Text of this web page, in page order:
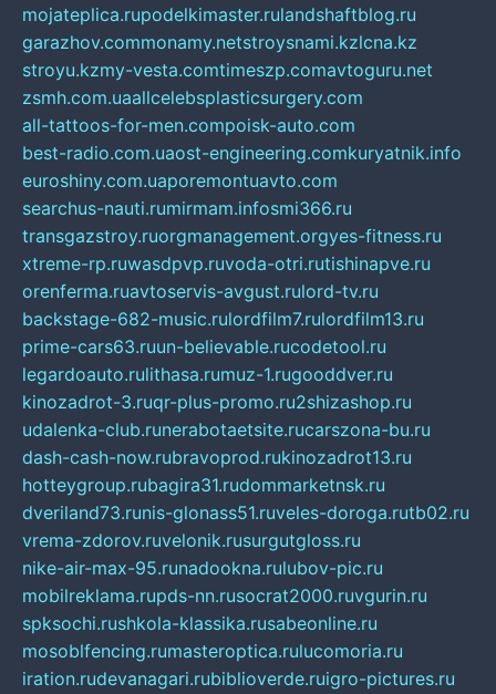
mojateplica.rupodelkimaster.rulandshaftblog.ru
garazhov.commonamy.netstroysnami.kzlcna.kz
stroyu.kzmy-vesta.comtimeszp.comavtoguru.net
zsmh.com.uaallcelebsplasticsurgery.com
all-tattoos-for-men.compoisk-auto.com
best-radio.com.uaost-engineering.comkuryatnik.info
euroshiny.com.uaporemontuavto.com
searchus-nauti.rumirmam.infosmi366.ru
transgazstroy.ruorgmanagement.orgyes-fitness.ru
xtreme-rp.ruwasdpvp.ruvoda-otri.rutishinapve.ru
orenferma.ruavtoservis-avgust.rulord-tv.ru
backstage-682-music.rulordfilm7.rulordfilm13.ru
prime-cars63.ruun-believable.rucodetool.ru
legardoauto.rulithasa.rumuz-1.rugooddver.ru
kinozadrot-3.ruqr-plus-promo.ru2shizashop.ru
udalenka-club.runerabotaetsite.rucarszona-bu.ru
dash-cash-now.rubravoprod.rukinozadrot13.ru
hotteygroup.rubagira31.rudommarketnsk.ru
dveriland73.runis-glonass51.ruveles-doroga.rutb02.ru
vrema-zdorov.ruvelonik.rusurgutgloss.ru
nike-air-max-95.runadookna.rulubov-pic.ru
mobilreklama.rupds-nn.rusocrat2000.ruvgurin.ru
spksochi.rushkola-klassika.rusabeonline.ru
mosoblfencing.rumasteroptica.rulucomoria.ru
iration.rudevanagari.rubiblioverde.ruigro-pictures.ru